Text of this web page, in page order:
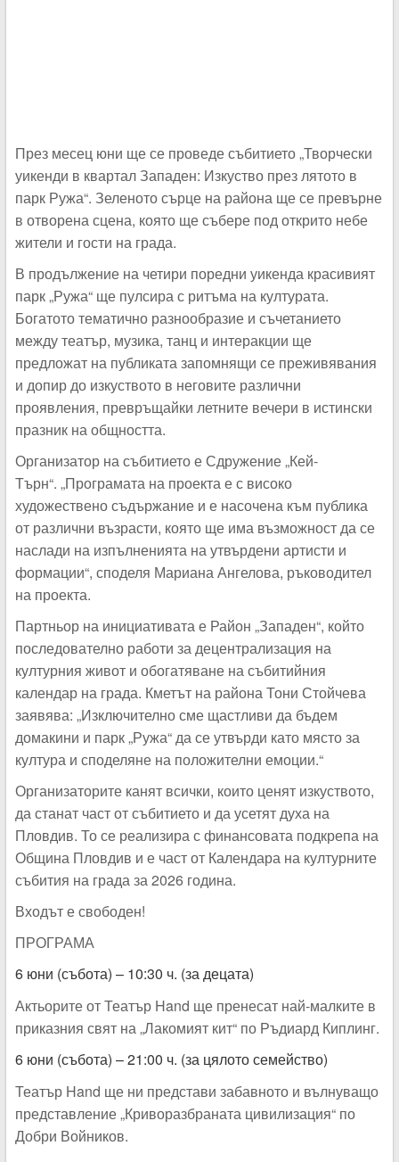
През месец юни ще се проведе събитието „Творчески
уикенди в квартал Западен: Изкуство през лятото в
парк Ружа“. Зеленото сърце на района ще се превърне
в отворена сцена, която ще събере под открито небе
жители и гости на града.
В продължение на четири поредни уикенда красивият
парк „Ружа“ ще пулсира с ритъма на културата.
Богатото тематично разнообразие и съчетанието
между театър, музика, танц и интеракции ще
предложат на публиката запомнящи се преживявания
и допир до изкуството в неговите различни
проявления, превръщайки летните вечери в истински
празник на общността.
Организатор на събитието е Сдружение „Кей-
Търн“. „Програмата на проекта е с високо
художествено съдържание и е насочена към публика
от различни възрасти, която ще има възможност да се
наслади на изпълненията на утвърдени артисти и
формации“, споделя Мариана Ангелова, ръководител
на проекта.
Партньор на инициативата е Район „Западен“, който
последователно работи за децентрализация на
културния живот и обогатяване на събитийния
календар на града. Кметът на района Тони Стойчева
заявява: „Изключително сме щастливи да бъдем
домакини и парк „Ружа“ да се утвърди като място за
култура и споделяне на положителни емоции.“
Организаторите канят всички, които ценят изкуството,
да станат част от събитието и да усетят духа на
Пловдив. То се реализира с финансовата подкрепа на
Община Пловдив и е част от Календара на културните
събития на града за 2026 година.
Входът е свободен!
ПРОГРАМА
6 юни (събота) – 10:30 ч. (за децата)
Актьорите от Театър Hand ще пренесат най-малките в
приказния свят на „Лакомият кит“ по Ръдиард Киплинг.
6 юни (събота) – 21:00 ч. (за цялото семейство)
Театър Hand ще ни представи забавното и вълнуващо
представление „Криворазбраната цивилизация“ по
Добри Войников.